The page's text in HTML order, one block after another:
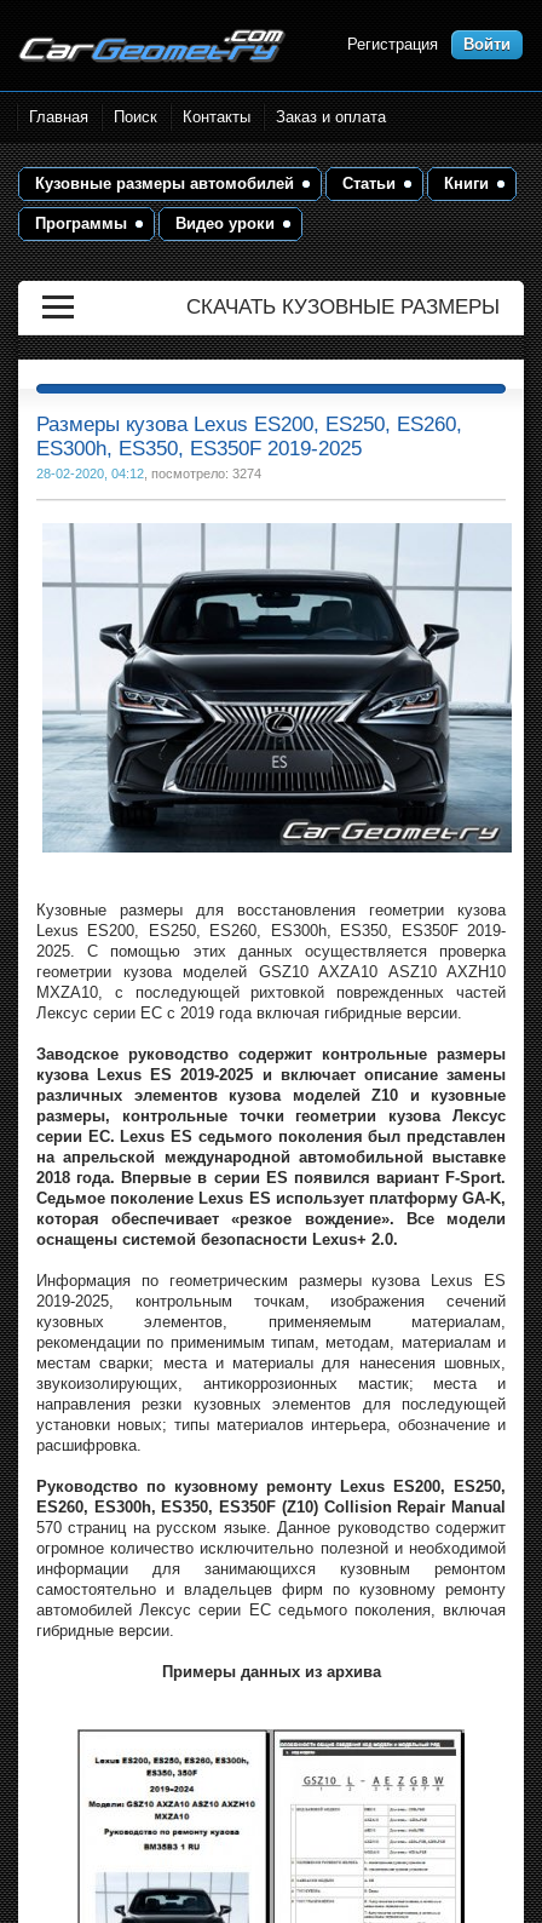
Размеры кузова автомобилей.
Контрольные точки и кузовные
размеры. Геометрия кузова
Регистрация Войти
Главная Поиск Контакты Заказ и оплата
Кузовные размеры автомобилей Статьи Книги
Программы Видео уроки
СКАЧАТЬ КУЗОВНЫЕ РАЗМЕРЫ
Размеры кузова Lexus ES200, ES250, ES260,
ES300h, ES350, ES350F 2019-2025
28-02-2020, 04:12 , посмотрело: 3274
Кузовные размеры для восстановления геометрии кузова
Lexus ES200, ES250, ES260, ES300h, ES350, ES350F 2019-
2025. С помощью этих данных осуществляется проверка
геометрии кузова моделей GSZ10 AXZA10 ASZ10 AXZH10
MXZA10, с последующей рихтовкой поврежденных частей
Лексус серии ЕС с 2019 года включая гибридные версии.
Заводское руководство содержит контрольные размеры
кузова Lexus ES 2019-2025 и включает описание замены
различных элементов кузова моделей Z10 и кузовные
размеры, контрольные точки геометрии кузова Лексус
серии ЕС. Lexus ES седьмого поколения был представлен
на апрельской международной автомобильной выставке
2018 года. Впервые в серии ES появился вариант F-Sport.
Седьмое поколение Lexus ES использует платформу GA-K,
которая обеспечивает «резкое вождение». Все модели
оснащены системой безопасности Lexus+ 2.0.
Информация по геометрическим размеры кузова Lexus ES
2019-2025, контрольным точкам, изображения сечений
кузовных элементов, применяемым материалам,
рекомендации по применимым типам, методам, материалам и
местам сварки; места и материалы для нанесения шовных,
звукоизолирующих, антикоррозионных мастик; места и
направления резки кузовных элементов для последующей
установки новых; типы материалов интерьера, обозначение и
расшифровка.
Руководство по кузовному ремонту Lexus ES200, ES250,
ES260, ES300h, ES350, ES350F (Z10) Collision Repair Manual
570 страниц на русском языке. Данное руководство содержит
огромное количество исключительно полезной и необходимой
информации для занимающихся кузовным ремонтом
самостоятельно и владельцев фирм по кузовному ремонту
автомобилей Лексус серии ЕС седьмого поколения, включая
гибридные версии.
Примеры данных из архива